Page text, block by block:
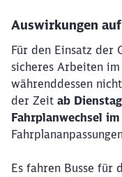
Auswirkungen
Für den Einsatz der
sicheres Arbeiten
währenddessen
der Zeit ab
Fahrplanwechsel
Es fahren Busse für